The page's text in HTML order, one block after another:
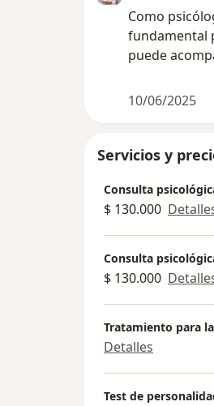
Como
fundamental
puede
10/06/2025
Servicios y
Consulta
$ 130.000
Consulta
$ 130.000
Tratamiento para
Detalles
Test de